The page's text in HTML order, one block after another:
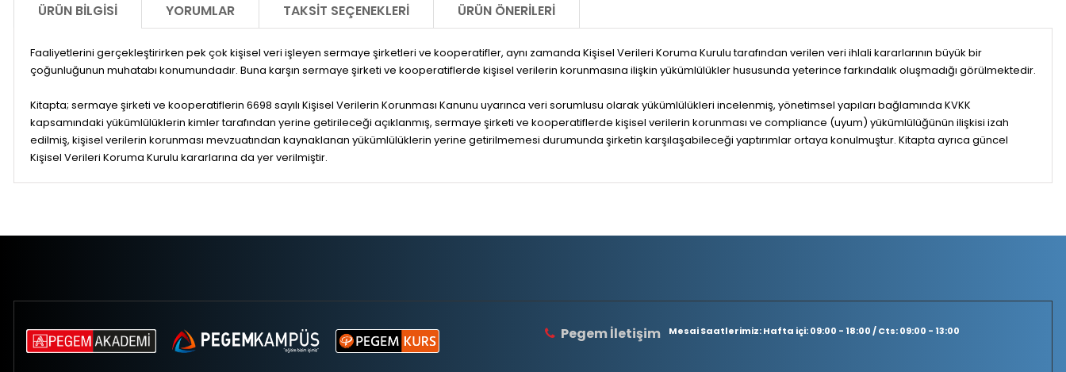
ÜRÜN BILGISI YORUMLAR TAKSIT SEÇENEKLERI ÜRÜN ÖNERILERI
Faaliyetlerini gerçekleştirirken pek çok kişisel veri işleyen sermaye şirketleri ve kooperatifler, aynı zamanda Kişisel Verileri Koruma Kurulu tarafından verilen veri ihlali kararlarının büyük bir
çoğunluğunun muhatabı konumundadır. Buna karşın sermaye şirketi ve kooperatiflerde kişisel verilerin korunmasına ilişkin yükümlülükler hususunda yeterince farkındalık oluşmadığı görülmektedir.
Kitapta; sermaye şirketi ve kooperatiflerin 6698 sayılı Kişisel Verilerin Korunması Kanunu uyarınca veri sorumlusu olarak yükümlülükleri incelenmiş, yönetimsel yapıları bağlamında KVKK
kapsamındaki yükümlülüklerin kimler tarafından yerine getirileceği açıklanmış, sermaye şirketi ve kooperatiflerde kişisel verilerin korunması ve compliance (uyum) yükümlülüğünün ilişkisi izah
edilmiş, kişisel verilerin korunması mevzuatından kaynaklanan yükümlülüklerin yerine getirilmemesi durumunda şirketin karşılaşabileceği yaptırımlar ortaya konulmuştur. Kitapta ayrıca güncel
Kişisel Verileri Koruma Kurulu kararlarına da yer verilmiştir.
Pegem İletişim Mesai Saatlerimiz: Hafta içi: 09:00 - 18:00 / Cts: 09:00 - 13:00